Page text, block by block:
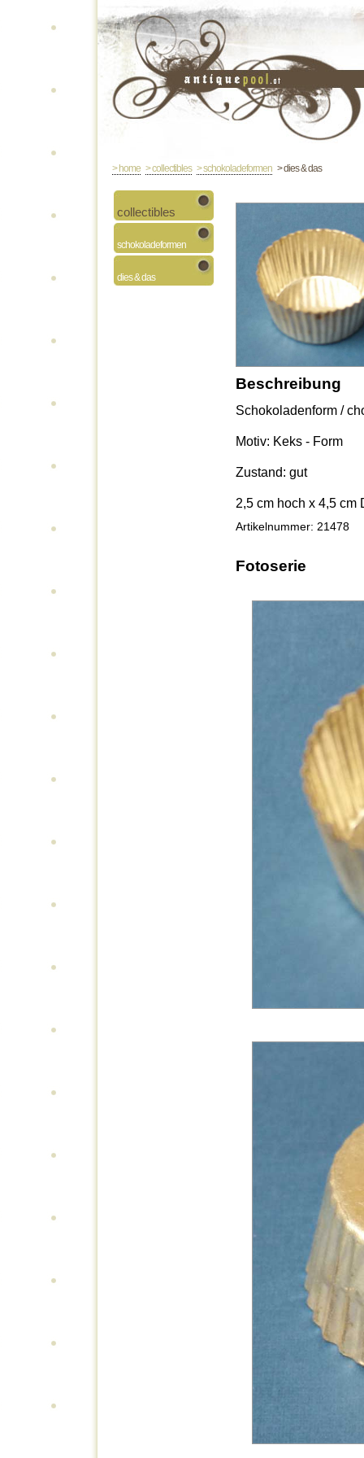
> home > collectibles > schokoladeformen > dies & das
collectibles
schokoladeformen
dies & das
Beschreibung
Schokoladenform /
Motiv: Keks - Form
Zustand: gut
2,5 cm hoch x 4,5 cm
Artikelnummer: 21478
Fotoserie